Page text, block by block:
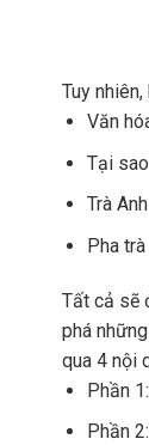
Tuy
Văn
Tại
Trà
Pha
Tất cả sẽ
phá
qua 4 nội
Phần
Phần